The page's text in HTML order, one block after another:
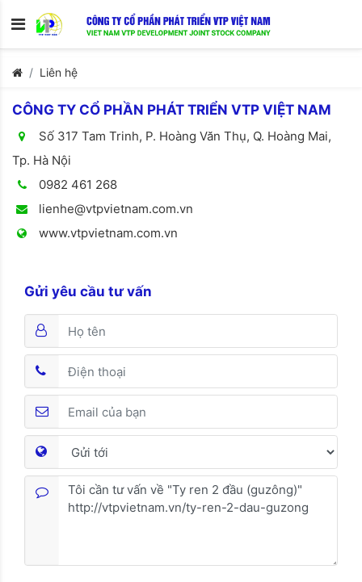
Liên hệ
CÔNG TY CỔ PHẦN PHÁT TRIỂN VTP VIỆT NAM
Số 317 Tam Trinh, P. Hoàng Văn Thụ, Q. Hoàng Mai,
Tp. Hà Nội
0982 461 268
lienhe@vtpvietnam.com.vn
www.vtpvietnam.com.vn
Gửi yêu cầu tư vấn